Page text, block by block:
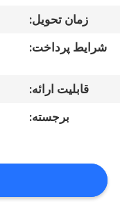
تماس
نقل
قول
زمان تحویل:
شرایط پرداخت:
قابلیت ارائه:
برجسته: